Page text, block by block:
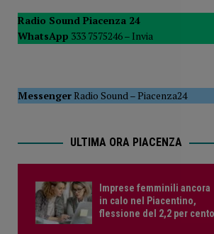
[ 5 Agosto 2026 ] Savino
Radio Sound Piacenza 24
WhatsApp 333 7575246 – Invia
MessengerRadio Sound–Piacenza24
ULTIMA ORA PIACENZA
Imprese femminili ancora
in calo nel Piacentino,
flessione del 2,2 per cento